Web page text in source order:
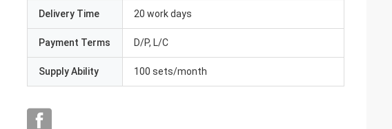
Delivery Time 20 work days
Payment Terms D/P, L/C
Supply Ability 100 sets/month